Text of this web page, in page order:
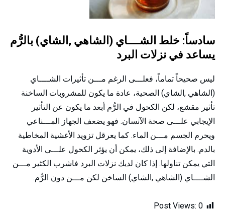
سادساً: خلط الشــــاي (الشاهي ,الشاي) بالرُّم
يساعد في نزلات البرد
ليس صحيحاً تماماً، فعلـــى الرغم مـــن تأثيرات الشــــاي
(الشاهي ,الشاي) الصحية، عادة ما يكون للمشروبات الساخنة
تأثير مقشع، لكن الكحول في الرُّم أبعد ما يكون عن التأثير
الإيجابي علـــى صحة الآنسان. فهو يضعف الجهاز المـــناعي
ويحرم الجسم مـــن الماء. كما يعرقل تزويد الأغشية المخاطية
بالدم. بالإضافة إلى ذلك، يمكن أن يؤثر الكحول علـــى الأدوية
التي يمكن تناولها. إذا كان لديك نزلات البرد فاشرب الكثير مـــن
الشــــاي (الشاهي ,الشاي) الساخن لكن مـــن دون الرُّم.
Post Views: 0